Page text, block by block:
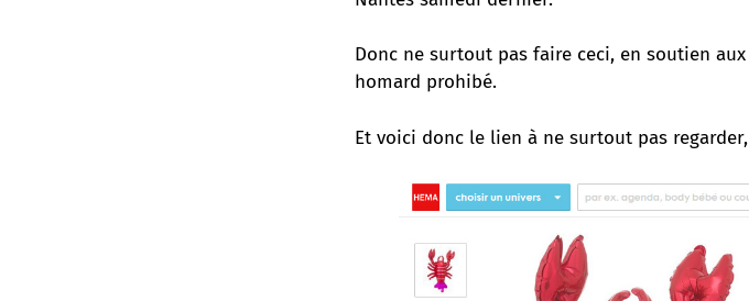
Donc ne surtout pas faire ceci, en soutien
homard prohibé.
Et voici donc le lien à ne surtout pas